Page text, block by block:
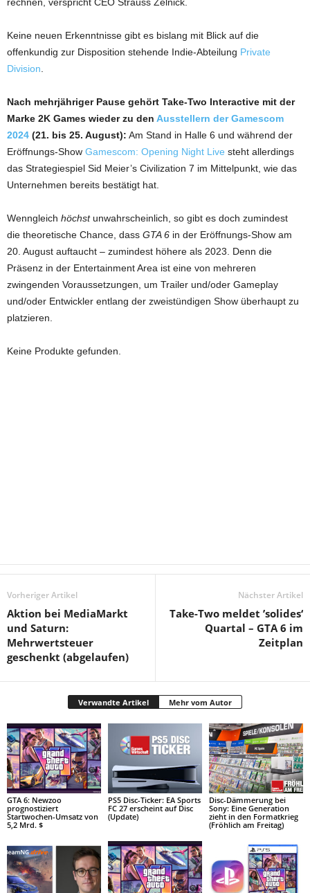
Keine neuen Erkenntnisse gibt es bislang mit Blick auf die
offenkundig zur Disposition stehende Indie-Abteilung Private
Division
Nach mehrjähriger Pause gehört Take-Two Interactive mit der
Marke 2K Games wieder zu den Ausstellern der Gamescom
2024 (21. bis 25. August): Am Stand in Halle 6 und während der
Eröffnungs-Show Gamescom: Opening Night Live steht allerdings
das Strategiespiel Sid Meier’s Civilization 7 im Mittelpunkt, wie das
Unternehmen bereits bestätigt hat.
Wenngleich höchstunwahrscheinlich, so gibt es doch zumindest
die theoretische Chance, dass GTA 6 in der Eröffnungs-Show am
20. August auftaucht – zumindest höhere als 2023. Denn die
Präsenz in der Entertainment Area ist eine von mehreren
zwingenden Voraussetzungen, um Trailer und/oder Gameplay
und/oder Entwickler entlang der zweistündigen Show überhaupt zu
platzieren.
Keine Produkte gefunden.
Vorheriger Artikel
Aktion bei MediaMarkt
und Saturn:
Mehrwertsteuer
geschenkt (abgelaufen)
Nächster Artikel
Take-Two meldet ’solides‘
Quartal – GTA 6 im
Zeitplan
Verwandte Artikel Mehr vom Autor
GTA 6: Newzoo
prognostiziert
Startwochen-Umsatz von
5,2 Mrd. $
PS5 Disc-Ticker: EA Sports
FC 27 erscheint auf Disc
(Update)
Disc-Dämmerung bei
Sony: Eine Generation
zieht in den Formatkrieg
(Fröhlich am Freitag)